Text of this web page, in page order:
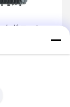
クドローン
フィング装置
離
を 入手 する